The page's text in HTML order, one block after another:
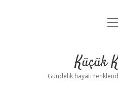
Yasal
Küçük
Gündelik hayatı